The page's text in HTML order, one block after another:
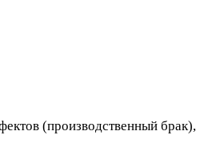
(производственный брак),